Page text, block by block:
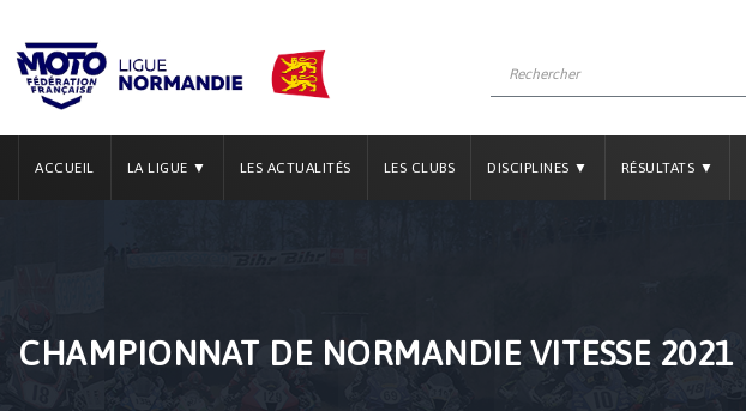
ACCUEIL LA LIGUE ▼ LES ACTUALITÉS LES CLUBS DISCIPLINES ▼ RÉSULTATS ▼
CHAMPIONNAT DE NORMANDIE VITESSE 2021